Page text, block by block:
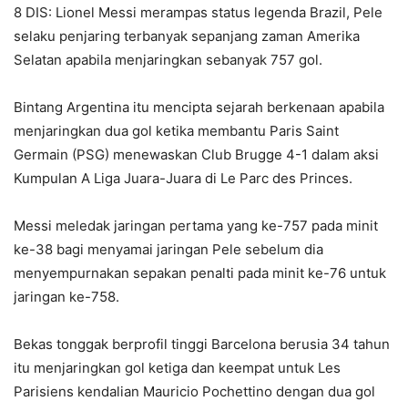
8 DIS: Lionel Messi merampas status legenda Brazil, Pele
selaku penjaring terbanyak sepanjang zaman Amerika
Selatan apabila menjaringkan sebanyak 757 gol.
Bintang Argentina itu mencipta sejarah berkenaan apabila
menjaringkan dua gol ketika membantu Paris Saint
Germain (PSG) menewaskan Club Brugge 4-1 dalam aksi
Kumpulan A Liga Juara-Juara di Le Parc des Princes.
Messi meledak jaringan pertama yang ke-757 pada minit
ke-38 bagi menyamai jaringan Pele sebelum dia
menyempurnakan sepakan penalti pada minit ke-76 untuk
jaringan ke-758.
Bekas tonggak berprofil tinggi Barcelona berusia 34 tahun
itu menjaringkan gol ketiga dan keempat untuk Les
Parisiens kendalian Mauricio Pochettino dengan dua gol